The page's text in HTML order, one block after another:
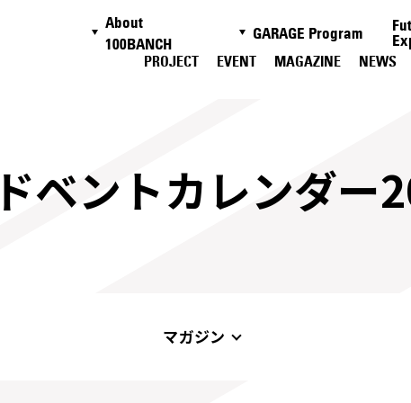
About
100BANCH
GARAGE Program
PROJECT
EVENT MAGAZINE NEWS
ベントカレンダー
マガジン